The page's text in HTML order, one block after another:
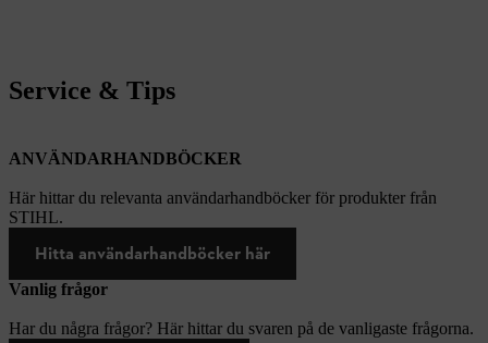
Service & Tips
ANVÄNDARHANDBÖCKER
Här hittar du relevanta användarhandböcker för produkter från
STIHL.
Hitta användarhandböcker här
Vanlig frågor
Har du några frågor? Här hittar du svaren på de vanligaste frågorna.